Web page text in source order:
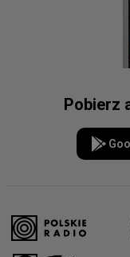
Pobierz